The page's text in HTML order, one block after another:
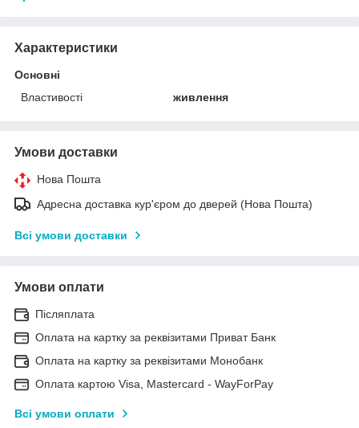
Характеристики
Основні
Властивості
живлення
Умови доставки
Нова Пошта
Адресна доставка кур'єром до дверей (Нова Пошта)
Всі умови доставки
Умови оплати
Післяплата
Оплата на картку за реквізитами Приват Банк
Оплата на картку за реквізитами Монобанк
Оплата картою Visa, Mastercard - WayForPay
Всі умови оплати